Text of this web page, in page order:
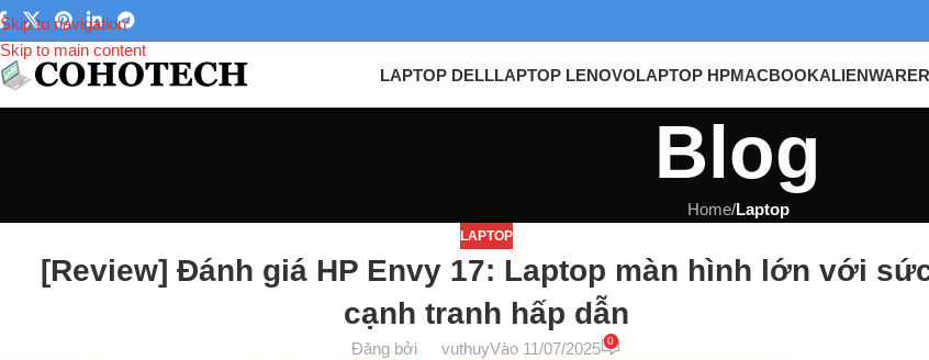
Skip to navigation
Skip to main content
LAPTOP DELLLAPTOP LENOVOLAPTOP HPMACBOOKALIENWARE
Blog
Home/Laptop
LAPTOP
[Review] Đánh giá HP Envy 17: Laptop màn hình lớn với
cạnh tranh hấp dẫn
Đăng bởi vuthuyVào 11/07/2025 0